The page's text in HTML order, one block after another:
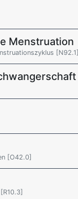
Menstruation
[N92.1]
[O42.0]